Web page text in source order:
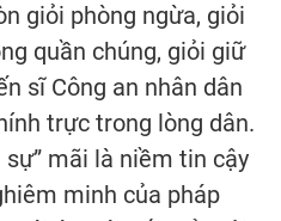
giỏi phòng ngừa, giỏi
quần chúng, giỏi giữ
sĩ Công an nhân dân
trực trong lòng dân.
sự” mãi là niềm tin cậy
minh của pháp